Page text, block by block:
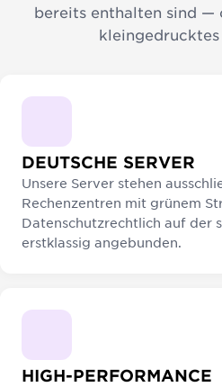
bereits enthalten sind —
kleingedrucktes
DEUTSCHE SERVER
Unsere Server stehen
Rechenzentren mit grünem
Datenschutzrechtlich auf der
erstklassig angebunden.
HIGH-PERFORMANCE